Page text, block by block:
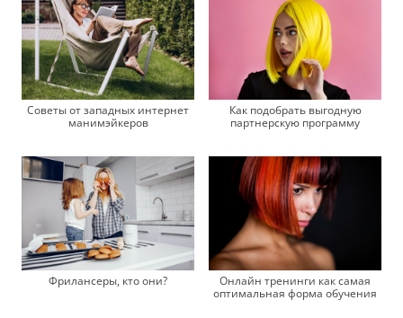
Советы от западных интернет
манимэйкеров
Как подобрать выгодную
партнерскую программу
Фрилансеры, кто они?
Онлайн тренинги как самая
оптимальная форма обучения